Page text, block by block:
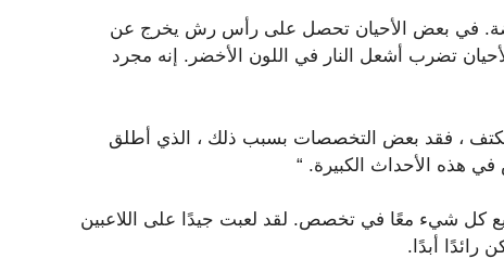
في بعض الأحيان تحصل على رأس رش يخرج عن
تضرب أشعل النار في اللون الأخضر. إنه مجرد
، فقد بعض التخصصات بسبب ذلك ، الذي أطلق
في هذه الأحداث الكبيرة. “
كل شيء معًا في تخصص. لقد لعبت جيدًا على اللاعبين
رائدًا أبدًا.